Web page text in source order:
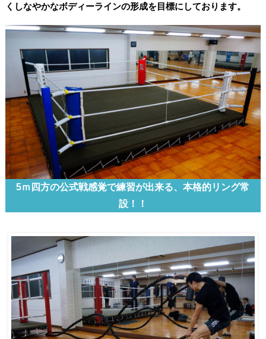
くしなやかなボディーラインの形成を目標にしております。
5ｍ四方の公式戦感覚で練習が出来る、本格的リング常
設！！